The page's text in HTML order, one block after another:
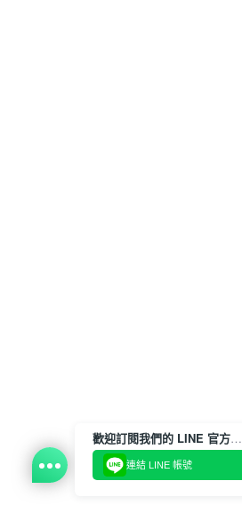
歡迎訂閱我們的 LINE 官方帳號
連結 LINE 帳號